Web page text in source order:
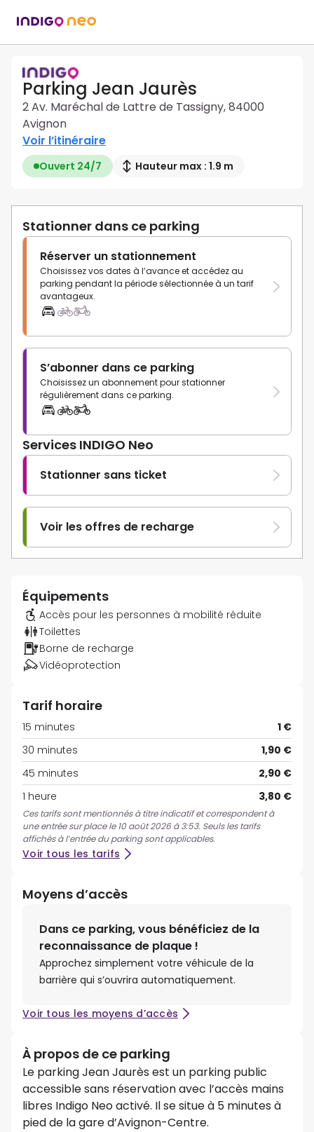
Parking Jean Jaurès
2 Av. Maréchal de Lattre de Tassigny, 84000
Avignon
Voir l’itinéraire
Ouvert 24/7 Hauteur max : 1.9 m
Stationner dans ce parking
Réserver un stationnement
Choisissez vos dates à l’avance et accédez au
parking pendant la période sélectionnée à un tarif
avantageux.
S’abonner dans ce parking
Choisissez un abonnement pour stationner
régulièrement dans ce parking.
Services INDIGO Neo
Stationner sans ticket
Voir les offres de recharge
Équipements
Accès pour les personnes à mobilité réduite
Toilettes
Borne de recharge
Vidéoprotection
Tarif horaire
15 minutes
1 €
30 minutes
1,90 €
45 minutes
2,90 €
1 heure
3,80 €
Ces tarifs sont mentionnés à titre indicatif et correspondent à
une entrée sur place le 10 août 2026 à 3:53. Seuls les tarifs
affichés à l’entrée du parking sont applicables.
Voir tous les tarifs
Moyens d’accès
Dans ce parking, vous bénéficiez de la
reconnaissance de plaque !
Approchez simplement votre véhicule de la
barrière qui s’ouvrira automatiquement.
Voir tous les moyens d’accès
À propos de ce parking
Le parking Jean Jaurès est un parking public
accessible sans réservation avec l’accès mains
libres Indigo Neo activé. Il se situe à 5 minutes à
pied de la gare d’Avignon-Centre.